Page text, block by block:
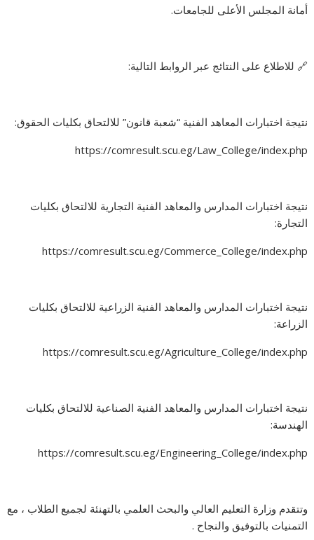
أمانة المجلس الأعلى للجامعات.
🔗 للاطلاع على النتائج عبر الروابط التالية:
نتيجة اختبارات المعاهد الفنية “شعبة قانون” للالتحاق بكليات الحقوق:
https://comresult.scu.eg/Law_College/index.php
نتيجة اختبارات المدارس والمعاهد الفنية التجارية للالتحاق بكليات
التجارة:
https://comresult.scu.eg/Commerce_College/index.php
نتيجة اختبارات المدارس والمعاهد الفنية الزراعية للالتحاق بكليات
الزراعة:
https://comresult.scu.eg/Agriculture_College/index.php
نتيجة اختبارات المدارس والمعاهد الفنية الصناعية للالتحاق بكليات
الهندسة:
https://comresult.scu.eg/Engineering_College/index.php
وتتقدم وزارة التعليم العالي والبحث العلمي بالتهنئة لجميع الطلاب ، مع
التمنيات بالتوفيق والنجاح .